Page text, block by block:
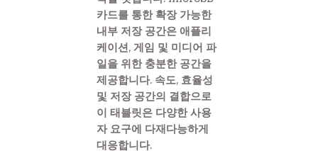
카드를 통한 확장 가능한
내부 저장 공간은 애플리
케이션, 게임 및 미디어 파
일을 위한 충분한 공간을
제공합니다. 속도, 효율성
및 저장 공간의 결합으로
이 태블릿은 다양한 사용
자 요구에 다재다능하게
대응합니다.